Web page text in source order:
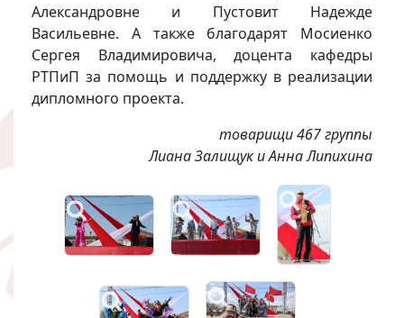
Александровне и Пустовит Надежде
Васильевне. А также благодарят Мосиенко
Сергея Владимировича, доцента кафедры
РТПиП за помощь и поддержку в реализации
дипломного проекта.
товарищи 467 группы
Лиана Залищук и Анна Липихина